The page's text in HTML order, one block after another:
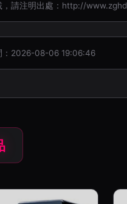
，請注明出處：http://
：2026-08-06 19:06:46